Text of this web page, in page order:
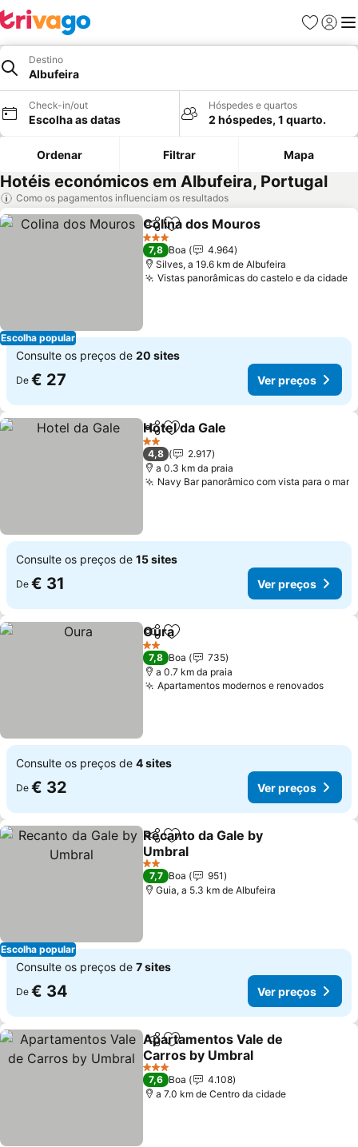
Favoritos
Iniciar
Destino
Albufeira
Check-in/out
Escolha as datas
Hóspedes e quartos
2 hóspedes, 1 quarto.
Ordenar Filtrar Mapa
Hotéis económicos em Albufeira, Portugal
Como os pagamentos influenciam os resultados
Escolha popular
PartilharAdicionar aos favoritos
Colina dos Mouros
3 Estrelas
7,8 Boa
4.964
Silves, a 19.6 km de Albufeira
Vistas panorâmicas do castelo e da cidade
Consulte os preços de 20 sites
De € 27 Ver preços
PartilharAdicionar aos favoritos
Hotel da Gale
2 Estrelas
4,8
2.917
a 0.3 km da praia
Navy Bar panorâmico com vista para o mar
Consulte os preços de 15 sites
De € 31 Ver preços
PartilharAdicionar aos favoritos
Oura
2 Estrelas
7,8 Boa
735
a 0.7 km da praia
Apartamentos modernos e renovados
Consulte os preços de 4 sites
De € 32 Ver preços
Escolha popular
PartilharAdicionar aos favoritos
Recanto da Gale by
Umbral
2 Estrelas
7,7 Boa
951
Guia, a 5.3 km de Albufeira
Consulte os preços de 7 sites
De € 34 Ver preços
PartilharAdicionar aos favoritos
Apartamentos Vale de
Carros by Umbral
3 Estrelas
7,6 Boa
4.108
a 7.0 km de Centro da cidade